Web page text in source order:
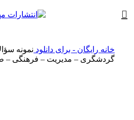
خانه رایگان - برای دانلود نمونه
گردشگری – مدیریت – فرهنگی –